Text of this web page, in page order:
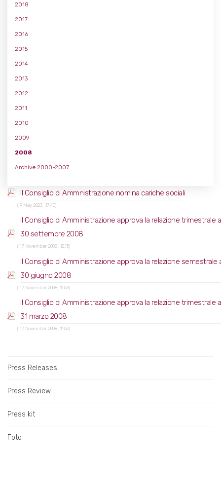
2018
2017
2016
2015
2014
2013
2012
2011
2010
2009
2008
Archive 2000-2007
Il Consiglio di Ammnistrazione nomina cariche sociali
( 9 May 2023 , 17:40)
Il Consiglio di Amministrazione approva la relazione trimestrale
30 settembre 2008
( 17 November 2008 , 12:15)
Il Consiglio di Amministrazione approva la relazione semestrale
30 giugno 2008
( 17 November 2008 , 11:53)
Il Consiglio di Amministrazione approva la relazione trimestrale
31 marzo 2008
( 17 November 2008 , 11:52)
Press Releases
Press Review
Press kit
Foto